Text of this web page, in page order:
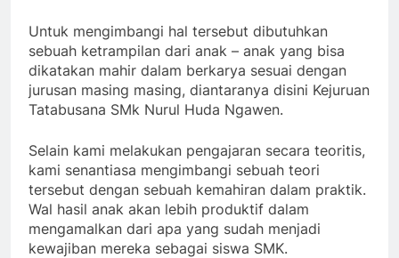
Untuk mengimbangi hal tersebut dibutuhkan
sebuah ketrampilan dari anak – anak yang bisa
dikatakan mahir dalam berkarya sesuai dengan
jurusan masing masing, diantaranya disini Kejuruan
Tatabusana SMk Nurul Huda Ngawen.
Selain kami melakukan pengajaran secara teoritis,
kami senantiasa mengimbangi sebuah teori
tersebut dengan sebuah kemahiran dalam praktik.
Wal hasil anak akan lebih produktif dalam
mengamalkan dari apa yang sudah menjadi
kewajiban mereka sebagai siswa SMK.